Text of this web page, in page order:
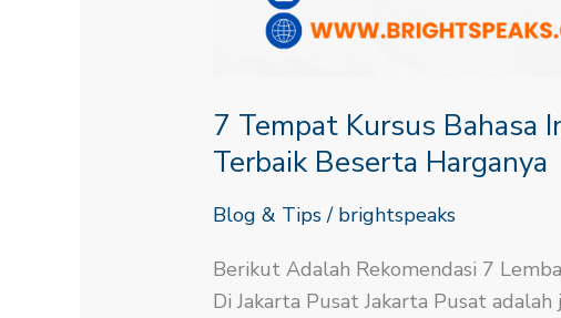
7 Tempat Kursus Bahasa
Terbaik Beserta Harganya
Blog & Tips/ brightspeaks
Berikut Adalah Rekomendasi 7
Di Jakarta Pusat Jakarta Pusat